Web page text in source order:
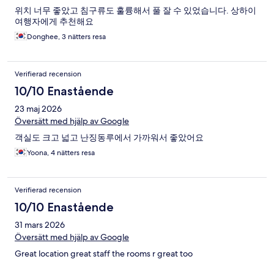
위치 너무 좋았고 침구류도 훌륭해서 풀 잘 수 있었습니다. 상하이
여행자에게 추천해요
Donghee, 3 nätters resa
Verifierad recension
10/10 Enastående
23 maj 2026
Översätt med hjälp av Google
객실도 크고 넓고 난징동루에서 가까워서 좋았어요
Yoona, 4 nätters resa
Verifierad recension
10/10 Enastående
31 mars 2026
Översätt med hjälp av Google
Great location great staff the rooms r great too